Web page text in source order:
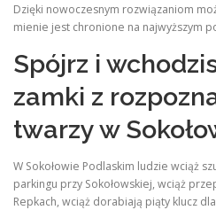
Dzięki nowoczesnym rozwiązaniom
mienie jest chronione na najwyższym
Spójrz i
zamki z
twarzy w
W Sokołowie Podlaskim ludzie wciąż
parkingu przy Sokołowskiej, wciąż
Repkach, wciąż dorabiają piąty klucz